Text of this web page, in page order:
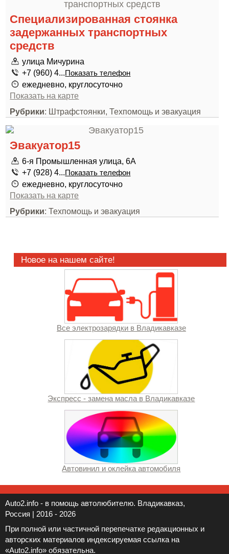
Специализированная стоянка
задержанных транспортных
средств
улица Мичурина
+7 (960) 4...Показать телефон
ежедневно, круглосуточно
Показать на карте
Рубрики: Штрафстоянки, Техпомощь и эвакуация
Эвакуатор15
6-я Промышленная улица, 6А
+7 (928) 4...Показать телефон
ежедневно, круглосуточно
Показать на карте
Рубрики: Техпомощь и эвакуация
Новое на нашем сайте!
Все электрозарядки в Владикавказе
Экспресс - замена масла в Владикавказе
Автовинил и оклейка автомобиля
Auto2.info - в помощь автолюбителю. Владикавказ,
Россия | 2016 - 2026
При полной или частичной перепечатке редакционных и
авторских материалов индексируемая ссылка на
«Auto2.info» обязательна.